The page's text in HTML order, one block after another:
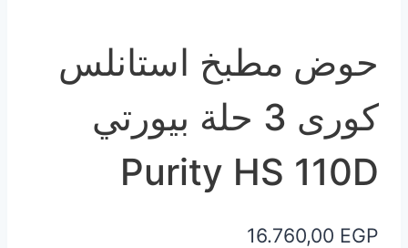
حوض مطبخ استانلس
كورى 3 حلة بيورتي
Purity HS 110D
16.760,00 EGP